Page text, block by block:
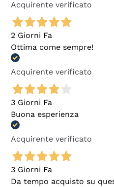
Acquirente verificato
2 Giorni Fa
Ottima come sempre!
Acquirente verificato
3 Giorni Fa
Buona esperienza
Acquirente verificato
3 Giorni Fa
Da tempo acquisto su